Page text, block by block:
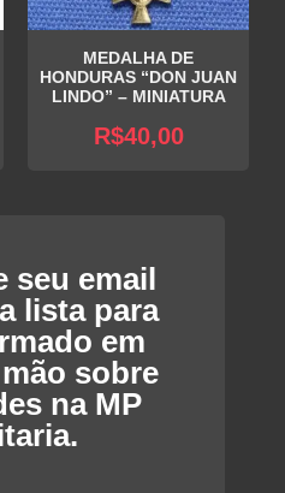
MEDALHA DE
HONDURAS “DON JUAN
LINDO” – MINIATURA
R$40,00
seu email
lista para
em
sobre
na MP